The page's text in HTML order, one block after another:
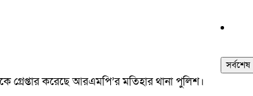
গ্রেপ্তার করেছে আরএমপি’র মতিহার থানা পুলিশ।
সর্বশেষ